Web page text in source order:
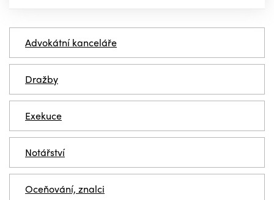
Advokátní kanceláře
Dražby
Exekuce
Notářství
Oceňování, znalci